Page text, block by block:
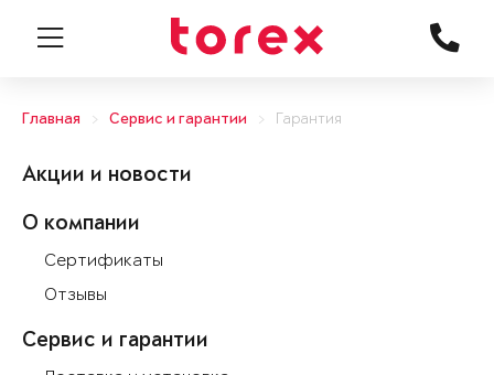
Главная Сервис и гарантии Гарантия
Акции и новости
О компании
Сертификаты
Отзывы
Сервис и гарантии